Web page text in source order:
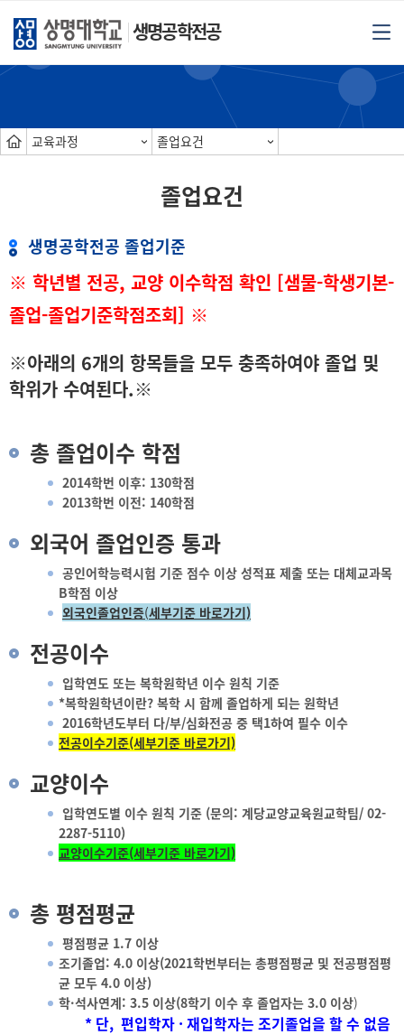
생명공학전공
교육과정 졸업요건
졸업요건
생명공학전공 졸업기준
※ 학년별 전공, 교양 이수학점 확인 [샘물-학생기본-
졸업-졸업기준학점조회] ※
※아래의 6개의 항목들을 모두 충족하여야 졸업 및
학위가 수여된다.※
총 졸업이수 학점
2014학번 이후: 130학점
2013학번 이전: 140학점
외국어 졸업인증 통과
공인어학능력시험 기준 점수 이상 성적표 제출 또는 대체교과목
B학점 이상
외국인졸업인증(세부기준 바로가기)
전공이수
입학연도 또는 복학원학년 이수 원칙 기준
*복학원학년이란? 복학 시 함께 졸업하게 되는 원학년
2016학년도부터 다/부/심화전공 중 택1하여 필수 이수
전공이수기준(세부기준 바로가기)
교양이수
입학연도별 이수 원칙 기준 (문의: 계당교양교육원교학팀/ 02-
2287-5110)
교양이수기준(세부기준 바로가기)
총 평점평균
평점평균 1.7 이상
조기졸업: 4.0 이상(2021학번부터는 총평점평균 및 전공평점평
균 모두 4.0 이상)
학·석사연계: 3.5 이상(8학기 이수 후 졸업자는 3.0 이상)
* 단, 편입학자 · 재입학자는 조기졸업을 할 수 없음